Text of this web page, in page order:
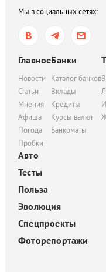
Мы в социальных сетях:
Главное
Новости
Статьи
Мнения
Афиша
Погода
Пробки
Банки
Каталог банков
Вклады
Кредиты
Курсы валют
Банкоматы
Авто
Тесты
Польза
Эволюция
Спецпроекты
Фоторепортажи